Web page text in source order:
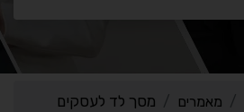
מאמרים מסך לד לעסקים